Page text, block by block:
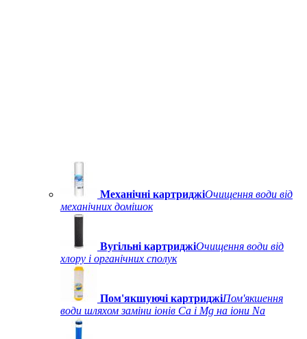
Механічні картриджіОчищення води від
механічних домішок
Вугільні картриджіОчищення води від
хлору і органічних сполук
Пом'якшуючі картриджіПом'якшення
води шляхом заміни іонів Ca і Mg на іони Na